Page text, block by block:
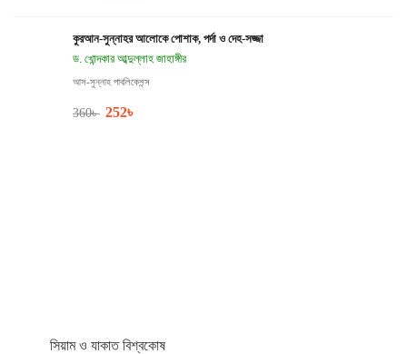
কুরআন-সুন্নাহর আলোকে পোশাক, পর্দা ও দেহ-সজ্জা
ড. খোন্দকার আব্দুল্লাহ জাহাঙ্গীর
আস-সুন্নাহ পাবলিকেশন্স
360৳ 252৳
সিয়াম ও যাকাত বিশ্বকোষ